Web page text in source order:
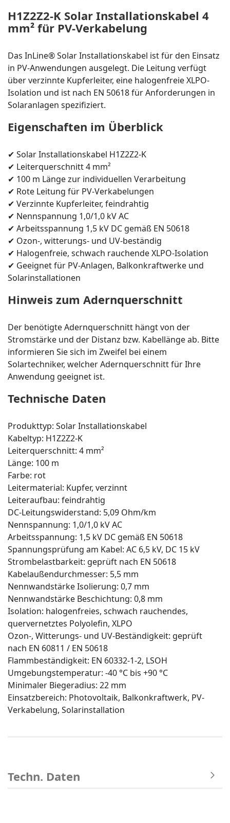
H1Z2Z2-K Solar Installationskabel 4
mm² für PV-Verkabelung
Das InLine® Solar Installationskabel ist für den Einsatz
in PV-Anwendungen ausgelegt. Die Leitung verfügt
über verzinnte Kupferleiter, eine halogenfreie XLPO-
Isolation und ist nach EN 50618 für Anforderungen in
Solaranlagen spezifiziert.
Eigenschaften im Überblick
✔ Solar Installationskabel H1Z2Z2-K
✔ Leiterquerschnitt 4 mm²
✔ 100 m Länge zur individuellen Verarbeitung
✔ Rote Leitung für PV-Verkabelungen
✔ Verzinnte Kupferleiter, feindrahtig
✔ Nennspannung 1,0/1,0 kV AC
✔ Arbeitsspannung 1,5 kV DC gemäß EN 50618
✔ Ozon-, witterungs- und UV-beständig
✔ Halogenfreie, schwach rauchende XLPO-Isolation
✔ Geeignet für PV-Anlagen, Balkonkraftwerke und
Solarinstallationen
Hinweis zum Adernquerschnitt
Der benötigte Adernquerschnitt hängt von der
Stromstärke und der Distanz bzw. Kabellänge ab. Bitte
informieren Sie sich im Zweifel bei einem
Solartechniker, welcher Adernquerschnitt für Ihre
Anwendung geeignet ist.
Technische Daten
Produkttyp: Solar Installationskabel
Kabeltyp: H1Z2Z2-K
Leiterquerschnitt: 4 mm²
Länge: 100 m
Farbe: rot
Leitermaterial: Kupfer, verzinnt
Leiteraufbau: feindrahtig
DC-Leitungswiderstand: 5,09 Ohm/km
Nennspannung: 1,0/1,0 kV AC
Arbeitsspannung: 1,5 kV DC gemäß EN 50618
Spannungsprüfung am Kabel: AC 6,5 kV, DC 15 kV
Strombelastbarkeit: geprüft nach EN 50618
Kabelaußendurchmesser: 5,5 mm
Nennwandstärke Isolierung: 0,7 mm
Nennwandstärke Beschichtung: 0,8 mm
Isolation: halogenfreies, schwach rauchendes,
quervernetztes Polyolefin, XLPO
Ozon-, Witterungs- und UV-Beständigkeit: geprüft
nach EN 60811 / EN 50618
Flammbeständigkeit: EN 60332-1-2, LSOH
Umgebungstemperatur: -40 °C bis +90 °C
Minimaler Biegeradius: 22 mm
Einsatzbereich: Photovoltaik, Balkonkraftwerk, PV-
Verkabelung, Solarinstallation
Techn. Daten